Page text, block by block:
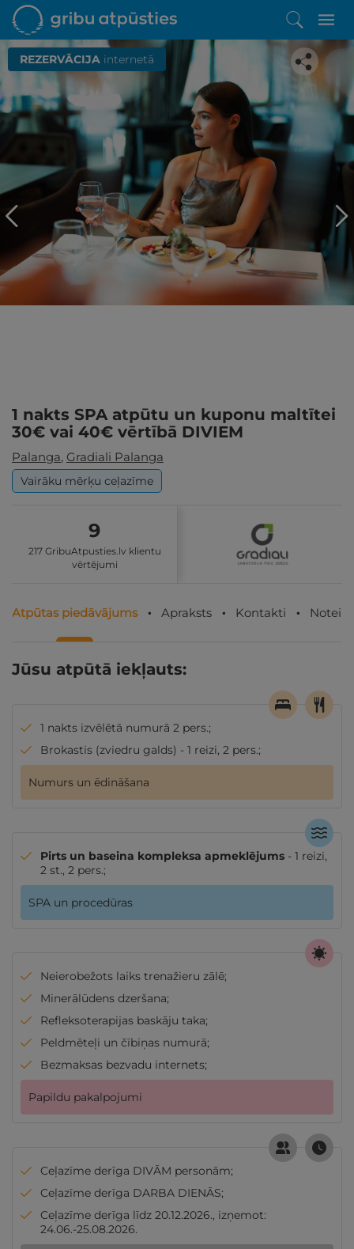
REZERVĀCIJA internetā
Iepatikās šis piedāvājums?
Līdz brīnišķīgai atpūtai atlikuši tikai daži soļi
PĒRKU
1 nakts SPA atpūtu un kuponu maltītei
30€ vai 40€ vērtībā DIVIEM
Palanga, Gradiali Palanga
Vairāku mērķu ceļazīme
9
217 GribuAtpusties.lv klientu
vērtējumi
Atpūtas piedāvājums Apraksts Kontakti
Jūsu atpūtā iekļauts:
1 nakts izvēlētā numurā 2 pers.;
Brokastis (zviedru galds) - 1 reizi, 2 pers.;
Numurs un ēdināšana
Pirts un baseina kompleksa apmeklējums - 1 reizi,
2 st., 2 pers.;
SPA un procedūras
Neierobežots laiks trenažieru zālē;
Minerālūdens dzeršana;
Refleksoterapijas baskāju taka;
Peldmēteļi un čībiņas numurā;
Bezmaksas bezvadu internets;
Papildu pakalpojumi
Ceļazīme derīga DIVĀM personām;
Ceļazīme derīga DARBA DIENĀS;
Ceļazīme derīga līdz 20.12.2026., izņemot:
24.06.-25.08.2026.